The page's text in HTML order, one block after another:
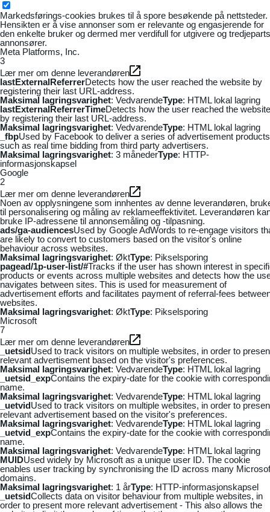
Markedsførings-cookies brukes til å spore besøkende på nettsteder.
Hensikten er å vise annonser som er relevante og engasjerende for
den enkelte bruker og dermed mer verdifull for utgivere og tredjeparts
annonsører.
Meta Platforms, Inc.
3
Lær mer om denne leverandøren
lastExternalReferrerDetects how the user reached the website by
registering their last URL-address.
Maksimal lagringsvarighet: VedvarendeType: HTML lokal lagring
lastExternalReferrerTimeDetects how the user reached the website
by registering their last URL-address.
Maksimal lagringsvarighet: VedvarendeType: HTML lokal lagring
_fbpUsed by Facebook to deliver a series of advertisement products
such as real time bidding from third party advertisers.
Maksimal lagringsvarighet: 3 månederType: HTTP-
informasjonskapsel
Google
2
Lær mer om denne leverandøren
Noen av opplysningene som innhentes av denne leverandøren,
til personalisering og måling av reklameeffektivitet. Leverandøren
bruke IP-adressene til annonsemåling og -tilpasning.
ads/ga-audiencesUsed by Google AdWords to re-engage visitors
are likely to convert to customers based on the visitor's online
behaviour across websites.
Maksimal lagringsvarighet: ØktType: Pikselsporing
pagead/1p-user-list/#Tracks if the user has shown interest in
products or events across multiple websites and detects how the
navigates between sites. This is used for measurement of
advertisement efforts and facilitates payment of referral-fees
websites.
Maksimal lagringsvarighet: ØktType: Pikselsporing
Microsoft
7
Lær mer om denne leverandøren
_uetsidUsed to track visitors on multiple websites, in order to
relevant advertisement based on the visitor's preferences.
Maksimal lagringsvarighet: VedvarendeType: HTML lokal lagring
_uetsid_expContains the expiry-date for the cookie with
name.
Maksimal lagringsvarighet: VedvarendeType: HTML lokal lagring
_uetvidUsed to track visitors on multiple websites, in order to
relevant advertisement based on the visitor's preferences.
Maksimal lagringsvarighet: VedvarendeType: HTML lokal lagring
_uetvid_expContains the expiry-date for the cookie with
name.
Maksimal lagringsvarighet: VedvarendeType: HTML lokal lagring
MUIDUsed widely by Microsoft as a unique user ID. The cookie
enables user tracking by synchronising the ID across many
domains.
Maksimal lagringsvarighet: 1 årType: HTTP-informasjonskapsel
_uetsidCollects data on visitor behaviour from multiple websites, in
order to present more relevant advertisement - This also allows the